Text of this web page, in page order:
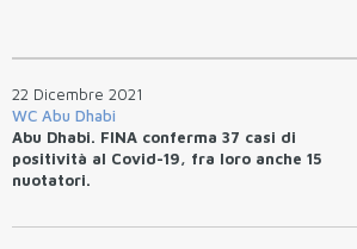
22 Dicembre 2021
WC Abu Dhabi
Abu Dhabi. FINA conferma 37 casi di
positività al Covid-19, fra loro anche 15
nuotatori.